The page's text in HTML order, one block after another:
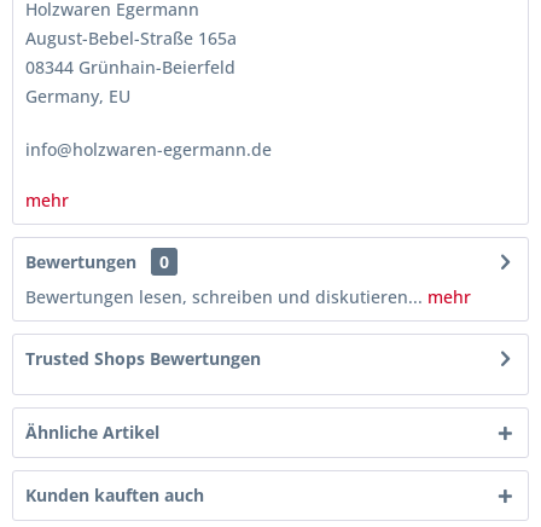
Holzwaren Egermann
August-Bebel-Straße 165a
08344 Grünhain-Beierfeld
Germany, EU
info@holzwaren-egermann.de
mehr
Bewertungen
0
Bewertungen lesen, schreiben und diskutieren... mehr
Trusted Shops Bewertungen
Ähnliche Artikel
Kunden kauften auch